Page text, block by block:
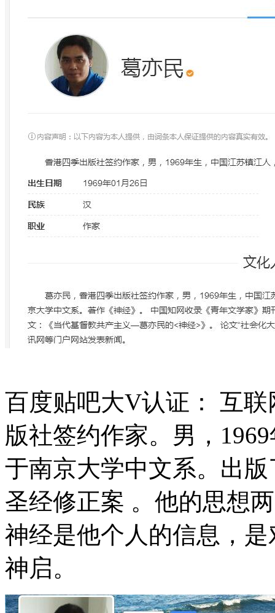
百度贴吧大V认证： 互
版社签约作家。男，
于南京大学中文系。出
圣经修正案 。他的思想
神经是他个人的信息，
神启。